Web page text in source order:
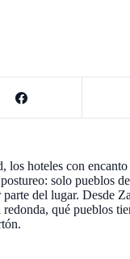
los hoteles con
solo pueblos
del lugar. Desde
redonda, qué pueblos